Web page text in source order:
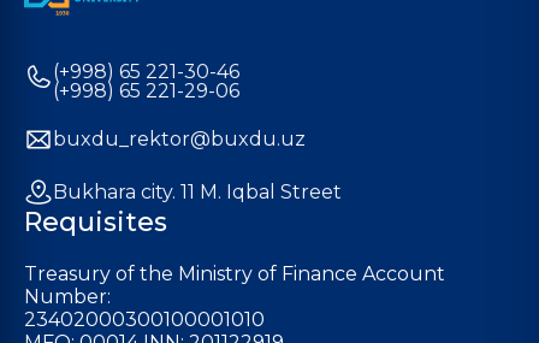
(+998) 65 221-30-46
(+998) 65 221-29-06
buxdu_rektor@buxdu.uz
Bukhara city. 11 M. Iqbal Street
Requisites
Treasury of the Ministry of Finance Account
Number:
23402000300100001010